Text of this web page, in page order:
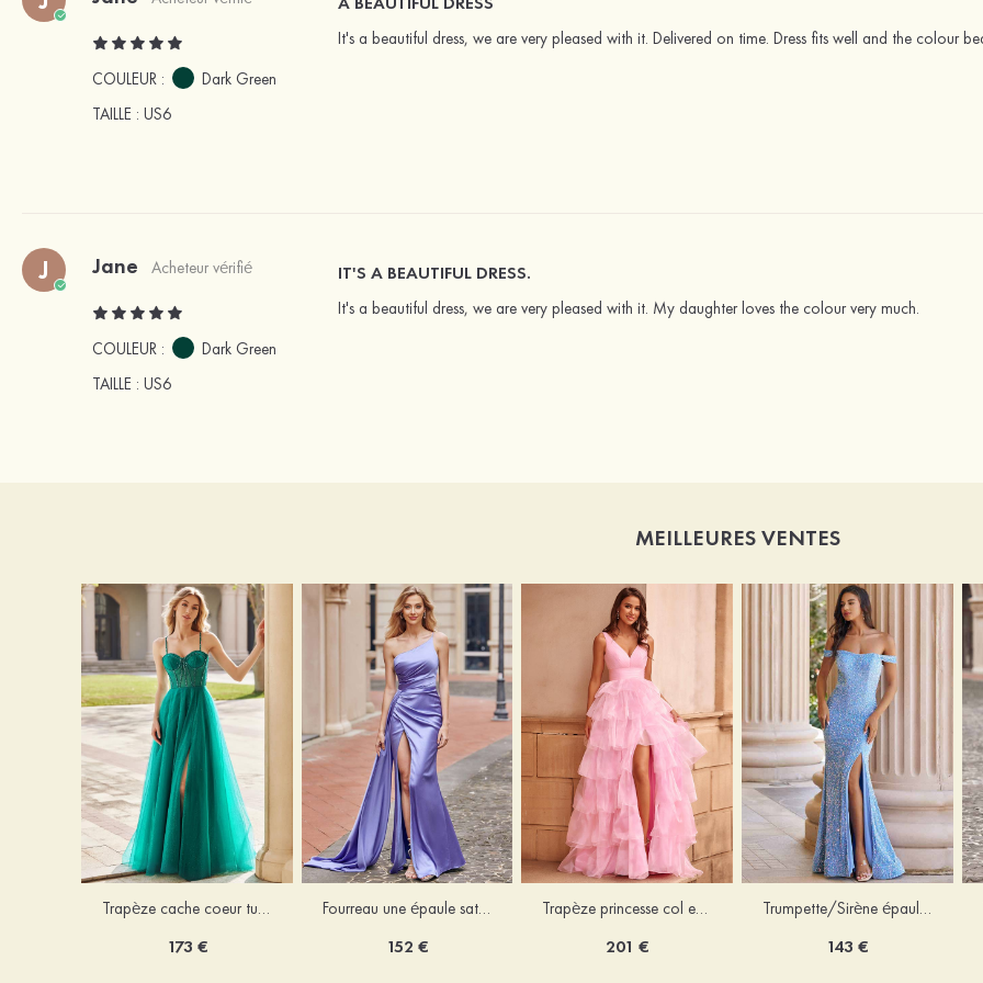
COULEUR :
Dark Green
TAILLE : US6
It's a beautiful dress, we are very pleased with it. Delivered on time. Dress fits well and the colour
J Jane Acheteur vérifié
COULEUR :
Dark Green
TAILLE : US6
IT'S A BEAUTIFUL DRESS.
It's a beautiful dress, we are very pleased with it. My daughter loves the colour very much.
MEILLEURES VENTES
Trapèze cache coeur tulle ras du sol robe de bal avec cristal
173 €
Fourreau une épaule satin ras du sol robe de bal
152 €
Trapèze princesse col en v organza traîne balayage robe de bal
201 €
Trumpette/Sirène épaule dénudée velours paillettes ras du sol robe de bal
143 €